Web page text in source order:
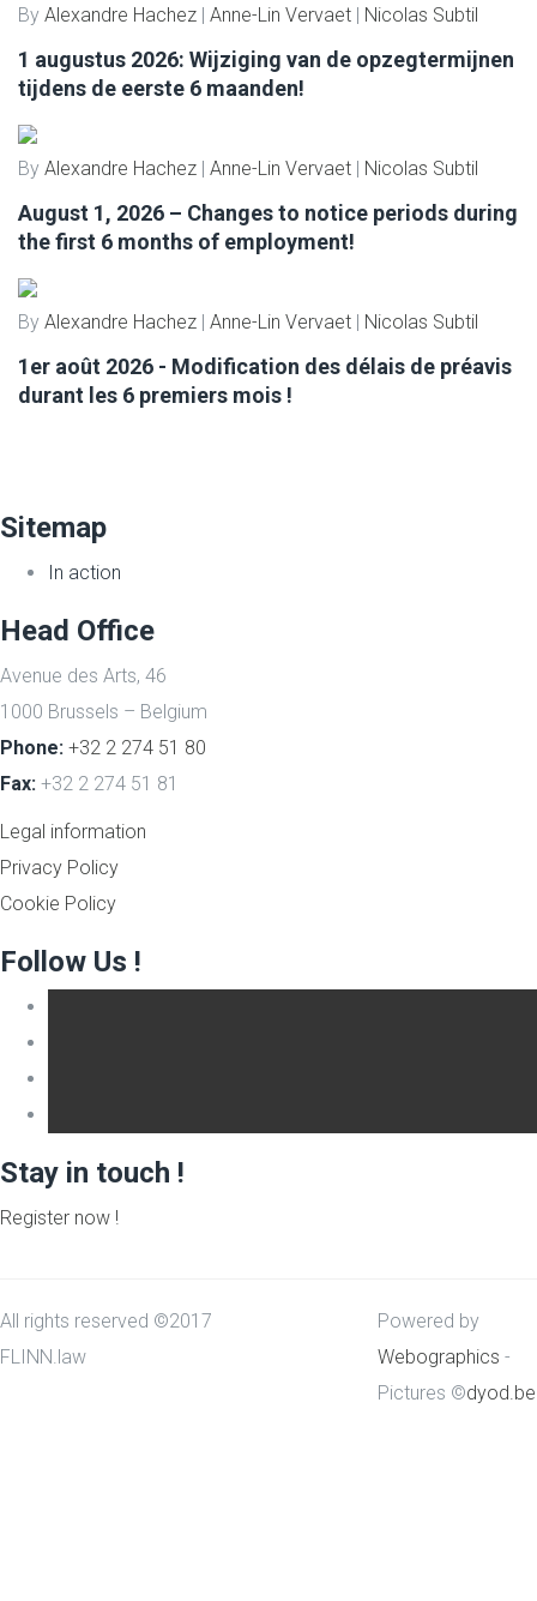
By Alexandre Hachez | Anne-Lin Vervaet | Nicolas Subtil
1 augustus 2026: Wijziging van de opzegtermijnen
tijdens de eerste 6 maanden!
By Alexandre Hachez | Anne-Lin Vervaet | Nicolas Subtil
August 1, 2026 – Changes to notice periods during
the first 6 months of employment!
By Alexandre Hachez | Anne-Lin Vervaet | Nicolas Subtil
1er août 2026 - Modification des délais de préavis
durant les 6 premiers mois !
Sitemap
In action
Head Office
Avenue des Arts, 46
1000 Brussels – Belgium
Phone: +32 2 274 51 80
Fax: +32 2 274 51 81
Legal information
Privacy Policy
Cookie Policy
Follow Us !
Stay in touch !
Register now !
All rights reserved ©2017
FLINN.law
Powered by
Webographics -
Pictures ©dyod.be